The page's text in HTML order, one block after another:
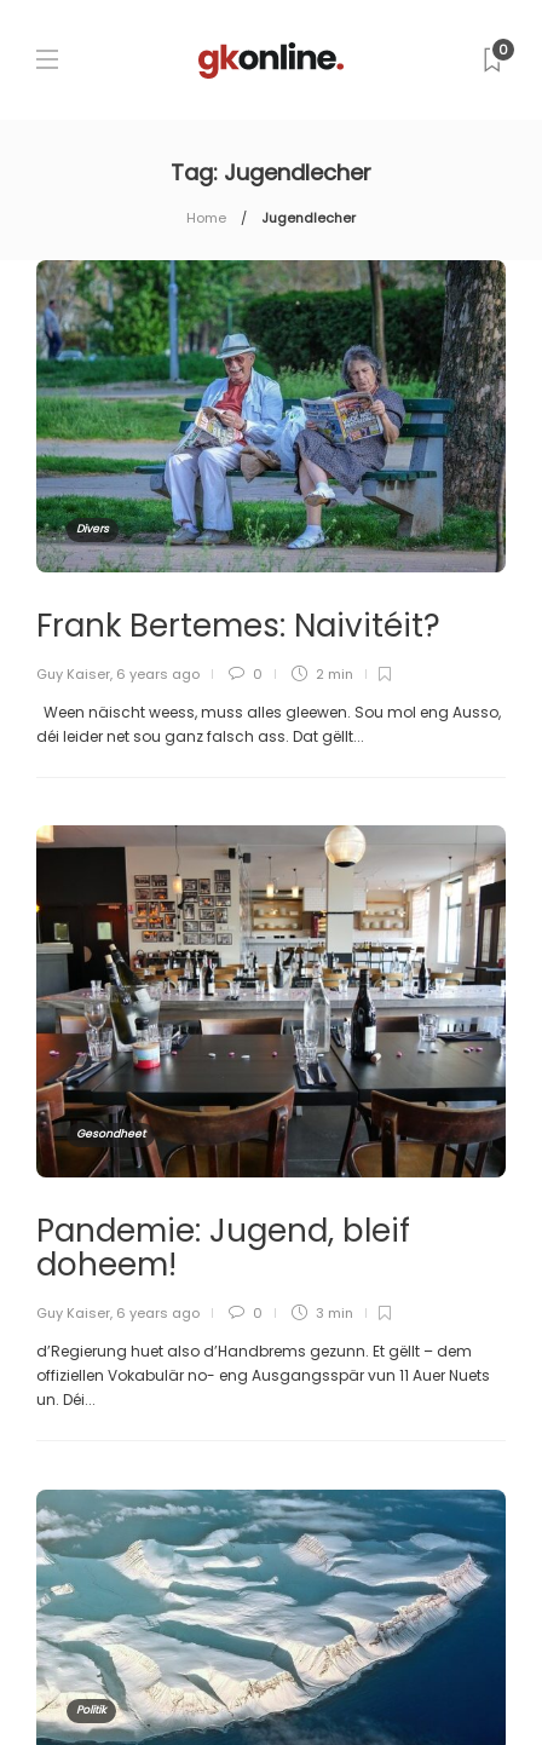
0
Tag: Jugendlecher
Home Jugendlecher
Divers
Frank Bertemes: Naivitéit?
Guy Kaiser, 6 years ago 0 2 min
Ween näischt weess, muss alles gleewen. Sou mol eng Ausso,
déi leider net sou ganz falsch ass. Dat gëllt...
Gesondheet
Pandemie: Jugend, bleif
doheem!
Guy Kaiser, 6 years ago 0 3 min
d’Regierung huet also d’Handbrems gezunn. Et gëllt – dem
offiziellen Vokabulär no- eng Ausgangsspär vun 11 Auer Nuets
un. Déi...
Politik